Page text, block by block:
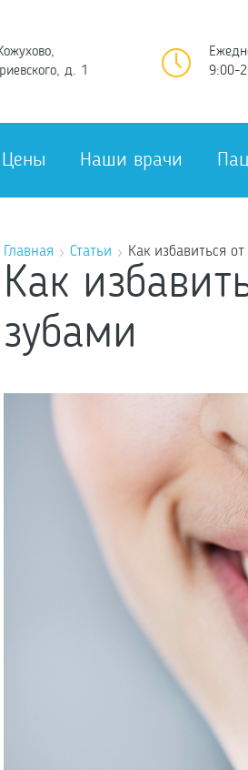
д. 1
9:00-
Цены Наши врачи
Главная Статьи Как избавиться
Как
зубами